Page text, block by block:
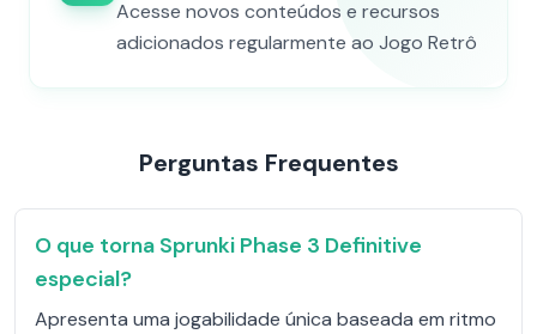
Acesse novos conteúdos e recursos
adicionados regularmente ao Jogo Retrô
Perguntas Frequentes
O que torna Sprunki Phase 3 Definitive
especial?
Apresenta uma jogabilidade única baseada em ritmo